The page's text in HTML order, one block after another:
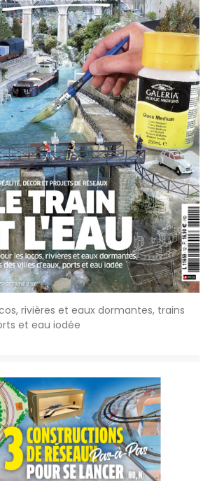
rivières et eaux dormantes, trains
et eau iodée